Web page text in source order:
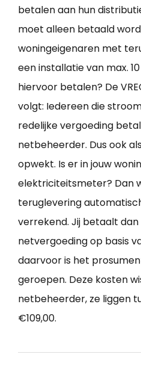
betalen aan hun
moet alleen betaald
woningeigenaren met
een installatie van max.
hiervoor betalen? De
volgt: Iedereen die
redelijke vergoeding
netbeheerder. Dus ook
opwekt. Is er in jouw
elektriciteitsmeter? Dan
teruglevering
verrekend. Jij betaalt
netvergoeding op basis
daarvoor is het
geroepen. Deze kosten
netbeheerder, ze liggen
€109,00.